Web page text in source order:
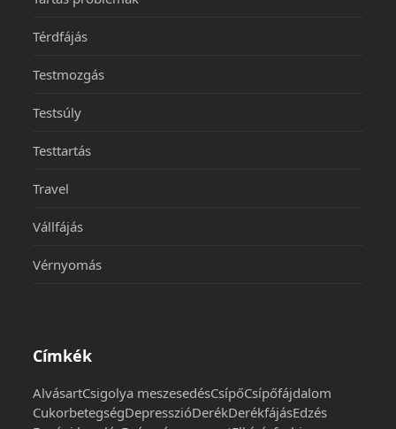
Térdfájás
Testmozgás
Testsúly
Testtartás
Travel
Vállfájás
Vérnyomás
Címkék
AlvásartCsigolya meszesedésCsípőCsípőfájdalom
CukorbetegségDepresszióDerékDerékfájásEdzés